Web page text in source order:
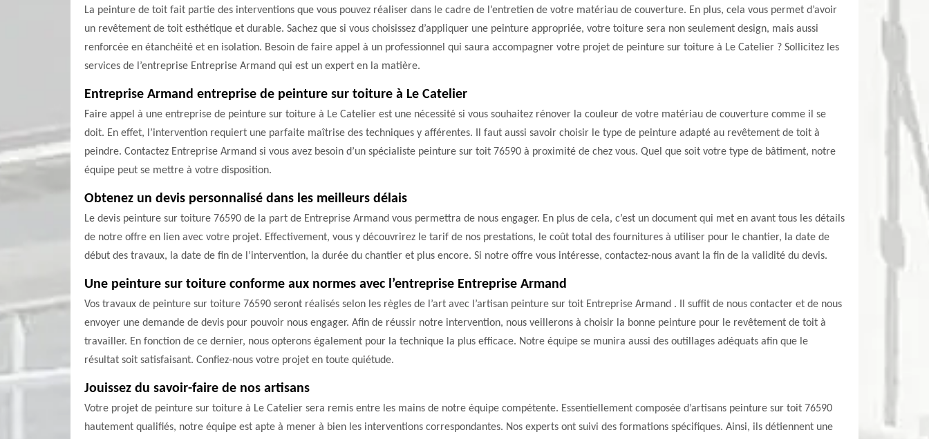
La peinture de toit fait partie des interventions que vous pouvez réaliser dans le cadre de l’entretien de votre matériau de couverture. En plus, cela vous permet d’avoir
un revêtement de toit esthétique et durable. Sachez que si vous choisissez d’appliquer une peinture appropriée, votre toiture sera non seulement design, mais aussi
renforcée en étanchéité et en isolation. Besoin de faire appel à un professionnel qui saura accompagner votre projet de peinture sur toiture à Le Catelier ? Sollicitez les
services de l’entreprise Entreprise Armand qui est un expert en la matière.
Entreprise Armand entreprise de peinture sur toiture à Le Catelier
Faire appel à une entreprise de peinture sur toiture à Le Catelier est une nécessité si vous souhaitez rénover la couleur de votre matériau de couverture comme il se
doit. En effet, l’intervention requiert une parfaite maîtrise des techniques y afférentes. Il faut aussi savoir choisir le type de peinture adapté au revêtement de toit à
peindre. Contactez Entreprise Armand si vous avez besoin d’un spécialiste peinture sur toit 76590 à proximité de chez vous. Quel que soit votre type de bâtiment, notre
équipe peut se mettre à votre disposition.
Obtenez un devis personnalisé dans les meilleurs délais
Le devis peinture sur toiture 76590 de la part de Entreprise Armand vous permettra de nous engager. En plus de cela, c’est un document qui met en avant tous les détails
de notre offre en lien avec votre projet. Effectivement, vous y découvrirez le tarif de nos prestations, le coût total des fournitures à utiliser pour le chantier, la date de
début des travaux, la date de fin de l’intervention, la durée du chantier et plus encore. Si notre offre vous intéresse, contactez-nous avant la fin de la validité du devis.
Une peinture sur toiture conforme aux normes avec l’entreprise Entreprise Armand
Vos travaux de peinture sur toiture 76590 seront réalisés selon les règles de l’art avec l’artisan peinture sur toit Entreprise Armand . Il suffit de nous contacter et de nous
envoyer une demande de devis pour pouvoir nous engager. Afin de réussir notre intervention, nous veillerons à choisir la bonne peinture pour le revêtement de toit à
travailler. En fonction de ce dernier, nous opterons également pour la technique la plus efficace. Notre équipe se munira aussi des outillages adéquats afin que le
résultat soit satisfaisant. Confiez-nous votre projet en toute quiétude.
Jouissez du savoir-faire de nos artisans
Votre projet de peinture sur toiture à Le Catelier sera remis entre les mains de notre équipe compétente. Essentiellement composée d’artisans peinture sur toit 76590
hautement qualifiés, notre équipe est apte à mener à bien les interventions correspondantes. Nos experts ont suivi des formations spécifiques. Ainsi, ils détiennent une